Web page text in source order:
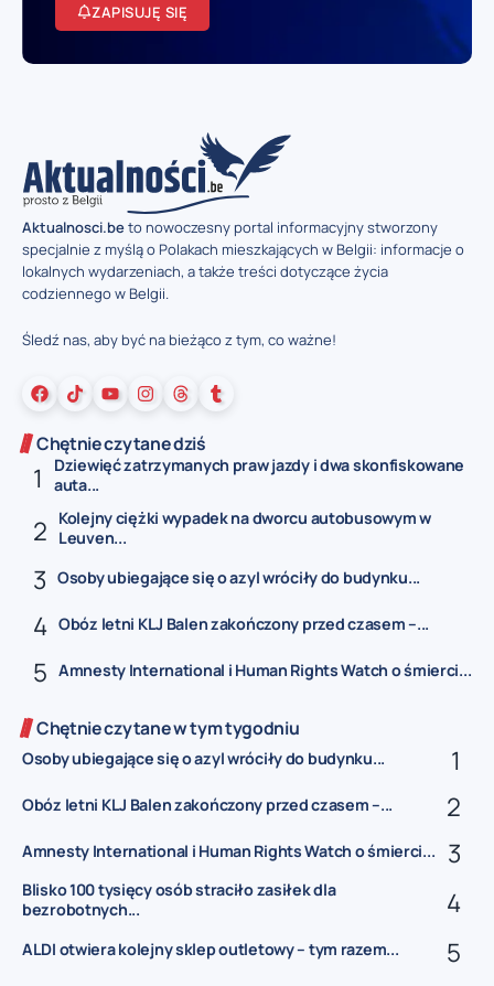
ZAPISUJĘ SIĘ
Aktualnosci.beto nowoczesny portal informacyjny stworzony
specjalnie z myślą o Polakach mieszkających w Belgii: informacje o
lokalnych wydarzeniach, a także treści dotyczące życia
codziennego w Belgii.
Śledź nas, aby być na bieżąco z tym, co ważne!
Chętnie czytane dziś
Dziewięć zatrzymanych praw jazdy i dwa skonfiskowane
auta...
Kolejny ciężki wypadek na dworcu autobusowym w
Leuven...
Osoby ubiegające się o azyl wróciły do budynku...
Obóz letni KLJ Balen zakończony przed czasem –...
Amnesty International i Human Rights Watch o śmierci...
Chętnie czytane w tym tygodniu
Osoby ubiegające się o azyl wróciły do budynku...
Obóz letni KLJ Balen zakończony przed czasem –...
Amnesty International i Human Rights Watch o śmierci...
Blisko 100 tysięcy osób straciło zasiłek dla
bezrobotnych...
ALDI otwiera kolejny sklep outletowy – tym razem...